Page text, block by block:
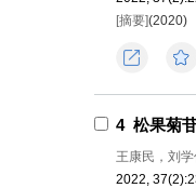
[摘要](2020)
4 松果菊
王康民，刘
2022,